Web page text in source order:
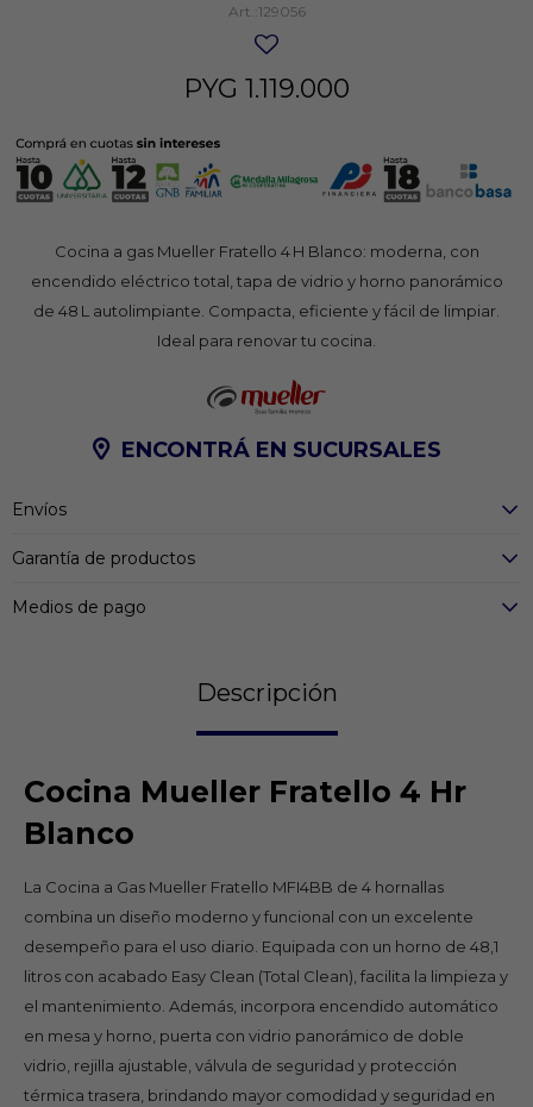
129056
PYG 1.119.000
Cocina a gas Mueller Fratello 4 H Blanco: moderna, con
encendido eléctrico total, tapa de vidrio y horno panorámico
de 48 L autolimpiante. Compacta, eficiente y fácil de limpiar.
Ideal para renovar tu cocina.
ENCONTRÁ EN SUCURSALES
Envíos
Garantía de productos
Medios de pago
Descripción
Cocina Mueller Fratello 4 Hr
Blanco
La Cocina a Gas Mueller Fratello MFI4BB de 4 hornallas
combina un diseño moderno y funcional con un excelente
desempeño para el uso diario. Equipada con un horno de 48,1
litros con acabado Easy Clean (Total Clean), facilita la limpieza y
el mantenimiento. Además, incorpora encendido automático
en mesa y horno, puerta con vidrio panorámico de doble
vidrio, rejilla ajustable, válvula de seguridad y protección
térmica trasera, brindando mayor comodidad y seguridad en